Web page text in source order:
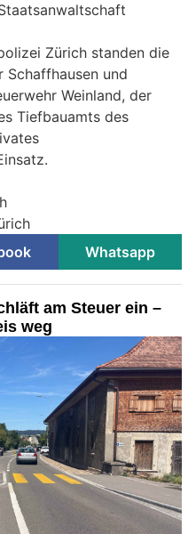
Zürich standen die
Schaffhausen und
Weinland, der
Tiefbauamts des
Whatsapp
am Steuer ein –
weg